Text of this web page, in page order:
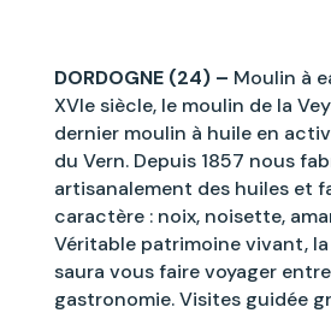
DORDOGNE (24) – Moulin à
XVIe siècle, le moulin de la
dernier moulin à huile en
du Vern. Depuis 1857 nous
artisanalement des huiles et
caractère : noix, noisette,
Véritable patrimoine vivant,
saura vous faire voyager
gastronomie. Visites guidée